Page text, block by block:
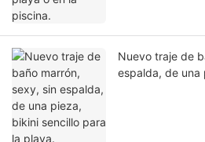
Nuevo traje de
espalda, de una